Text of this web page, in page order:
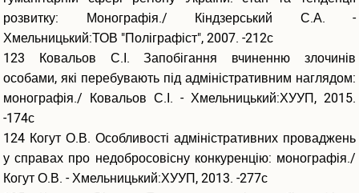
розвитку: Монографія./ Кіндзерський С.А. -
Хмельницький:ТОВ "Поліграфіст", 2007. -212с
123 Ковальов С.І. Запобігання вчиненню злочинів
особами, які перебувають під адміністративним наглядом:
монографія./ Ковальов С.І. - Хмельницький:ХУУП, 2015.
-174с
124 Когут О.В. Особливості адміністративних проваджень
у справах про недобросовісну конкуренцію: монографія./
Когут О.В. - Хмельницький:ХУУП, 2013. -277с